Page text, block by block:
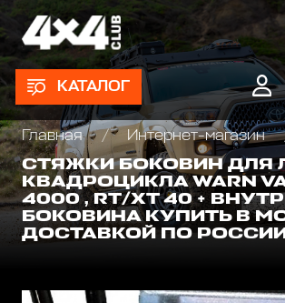
КАТАЛОГ
Главная Интернет-магазин
СТЯЖКИ БОКОВИН ДЛЯ
КВАДРОЦИКЛА WARN
4000 , RT/XT 40 +
БОКОВИНА КУПИТЬ В
ДОСТАВКОЙ ПО РОССИИ